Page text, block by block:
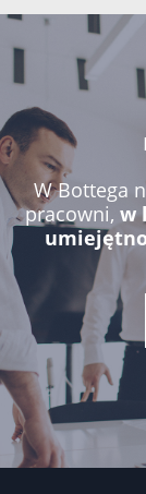
W Bottega
pracowni, w